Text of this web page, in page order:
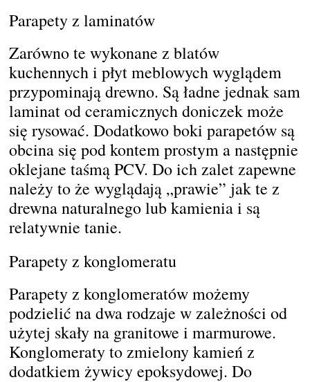
Parapety z laminatów
Zarówno te wykonane z blatów
kuchennych i płyt meblowych wyglądem
przypominają drewno. Są ładne jednak sam
laminat od ceramicznych doniczek może
się rysować. Dodatkowo boki parapetów są
obcina się pod kontem prostym a następnie
oklejane taśmą PCV. Do ich zalet zapewne
należy to że wyglądają „prawie” jak te z
drewna naturalnego lub kamienia i są
relatywnie tanie.
Parapety z konglomeratu
Parapety z konglomeratów możemy
podzielić na dwa rodzaje w zależności od
użytej skały na granitowe i marmurowe.
Konglomeraty to zmielony kamień z
dodatkiem żywicy epoksydowej. Do